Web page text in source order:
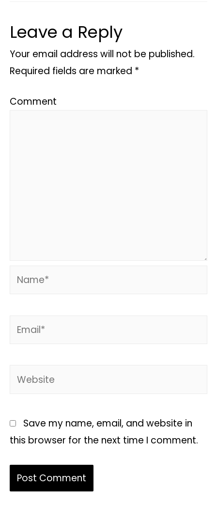
Leave a Reply
Your email address will not be published.
Required fields are marked *
Comment
Save my name, email, and website in
this browser for the next time I comment.